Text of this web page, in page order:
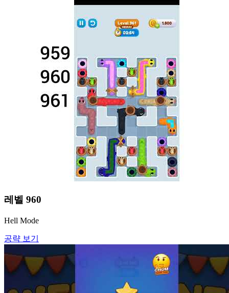
레벨 960
Hell Mode
공략 보기